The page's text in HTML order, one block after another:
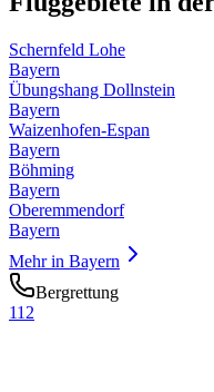
Schernfeld Lohe
Bayern
Übungshang Dollnstein
Bayern
Waizenhofen-Espan
Bayern
Böhming
Bayern
Oberemmendorf
Bayern
Mehr in Bayern
Bergrettung
112